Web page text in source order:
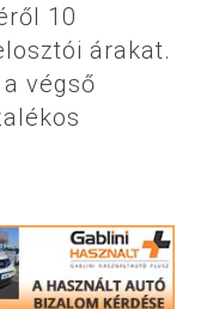
10
árakat.
végső